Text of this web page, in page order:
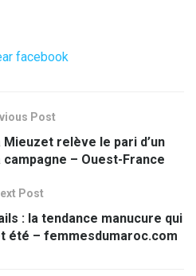
facebook
Post
Mieuzet relève le pari d’un
– Ouest-France
Post
: la tendance manucure qui
été – femmesdumaroc.com